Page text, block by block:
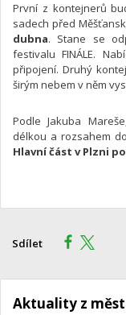
První z kontejnerů
sadech před
dubna. Stane se
festivalu FINÁLE.
připojení. Druhý
širým nebem v něm
Podle Jakuba
délkou a rozsahem
Hlavní část v Plzni
Sdílet
Aktuality z